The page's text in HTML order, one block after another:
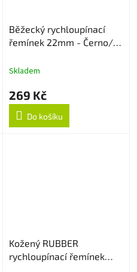
Běžecký rychloupínací
řemínek 22mm - Černo/
Skladem
269 Kč
Do košíku
Kožený RUBBER
rychloupínací řemínek